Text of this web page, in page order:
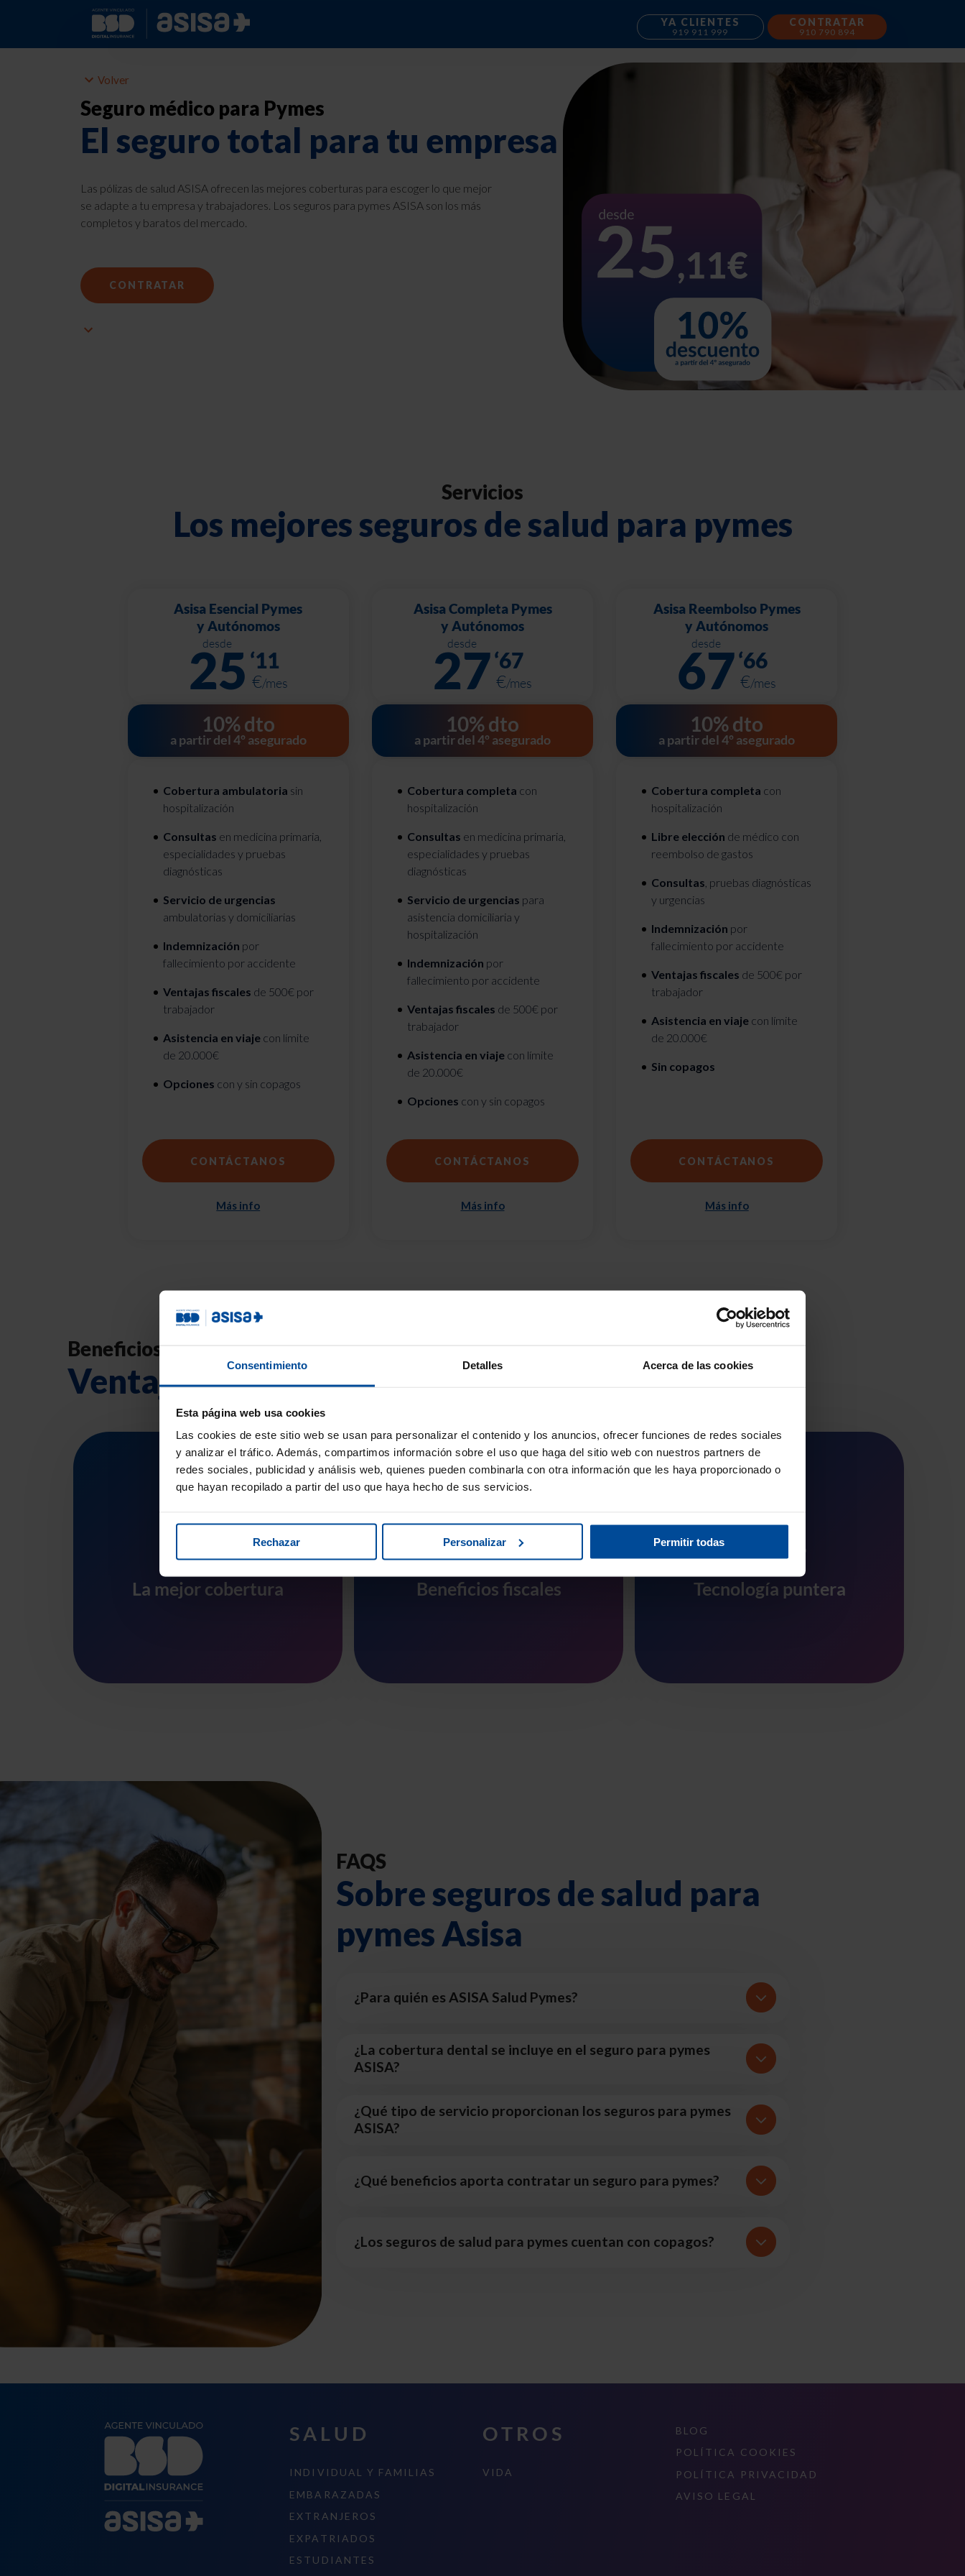
Consentimiento Detalles Acerca de las cookies
Esta página web usa cookies
Las cookies de este sitio web se usan para personalizar el contenido y los anuncios, ofrecer funciones de redes sociales
y analizar el tráfico. Además, compartimos información sobre el uso que haga del sitio web con nuestros partners de
redes sociales, publicidad y análisis web, quienes pueden combinarla con otra información que les haya proporcionado o
que hayan recopilado a partir del uso que haya hecho de sus servicios.
Rechazar Personalizar Permitir todas
YA CLIENTES
919 911 999
CONTRATAR
910 790 894
Volver
Seguro médico para Pymes
El seguro total para tu empresa
Las pólizas de salud ASISA ofrecen las mejores coberturas para escoger lo que mejor
se adapte a tu empresa y trabajadores. Los seguros para pymes ASISA son los más
completos y baratos del mercado.
CONTRATAR
Servicios
Los mejores seguros de salud para pymes
Asisa Esencial Pymes
y Autónomos
desde
25 ‘11
€/mes
10% dto
a partir del 4º asegurado
Cobertura ambulatoria sin
hospitalización
Consultas en medicina primaria,
especialidades y pruebas
diagnósticas
Servicio de urgencias
ambulatorias y domiciliarias
Indemnización por
fallecimiento por accidente
Ventajas fiscales de 500€ por
trabajador
Asistencia en viajecon límite
de 20.000€
Opciones con y sin copagos
CONTÁCTANOS
Más info
Asisa Completa Pymes
y Autónomos
desde
27‘67
€/mes
10% dto
a partir del 4º asegurado
Cobertura completa con
hospitalización
Consultas en medicina primaria,
especialidades y pruebas
diagnósticas
Servicio de urgencias para
asistencia domiciliaria y
hospitalización
Indemnización por
fallecimiento por accidente
Ventajas fiscales de 500€ por
trabajador
Asistencia en viajecon límite
de 20.000€
Opciones con y sin copagos
CONTÁCTANOS
Más info
Asisa Reembolso Pymes
y Autónomos
desde
67‘66
€/mes
10% dto
a partir del 4º asegurado
Cobertura completa con
hospitalización
Libre elección de médico con
reembolso de gastos
Consultas , pruebas diagnósticas
y urgencias
Indemnización por
fallecimiento por accidente
Ventajas fiscales de 500€ por
trabajador
Asistencia en viaje con límite
de 20.000€
Sin copagos
CONTÁCTANOS
Más info
Beneficios
Ventajas de ASISA para pymes
La mejor cobertura Beneficios fiscales Tecnología puntera
FAQS
Sobre seguros de salud para
pymes Asisa
¿Para quién es ASISA Salud Pymes?
¿La cobertura dental se incluye en el seguro para pymes
ASISA?
¿Qué tipo de servicio proporcionan los seguros para pymes
ASISA?
¿Qué beneficios aporta contratar un seguro para pymes?
¿Los seguros de salud para pymes cuentan con copagos?
SALUD
INDIVIDUAL Y FAMILIAS
EMBARAZADAS
EXTRANJEROS
EXPATRIADOS
ESTUDIANTES
OTROS
VIDA
BLOG
POLÍTICA COOKIES
POLÍTICA PRIVACIDAD
AVISO LEGAL